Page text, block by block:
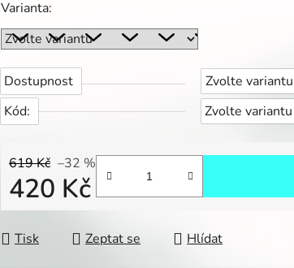
Varianta:
Dostupnost
Zvolte variantu
Kód:
Zvolte variantu
619 Kč –32 %
420 Kč
Měrná cena:
Tisk Zeptat se Hlídat